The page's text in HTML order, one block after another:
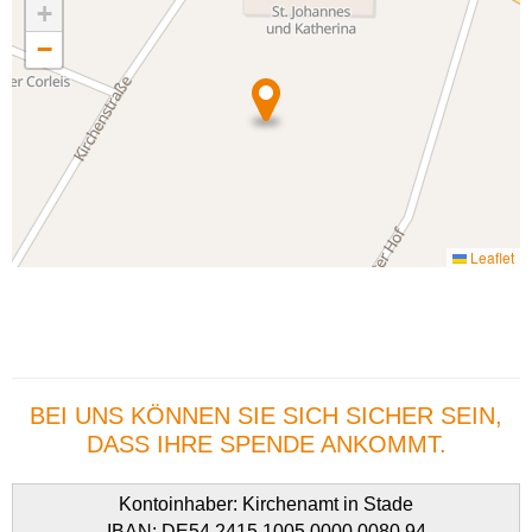
+
−
Leaflet
BEI UNS KÖNNEN SIE SICH SICHER SEIN,
DASS IHRE SPENDE ANKOMMT.
Kontoinhaber: Kirchenamt in Stade